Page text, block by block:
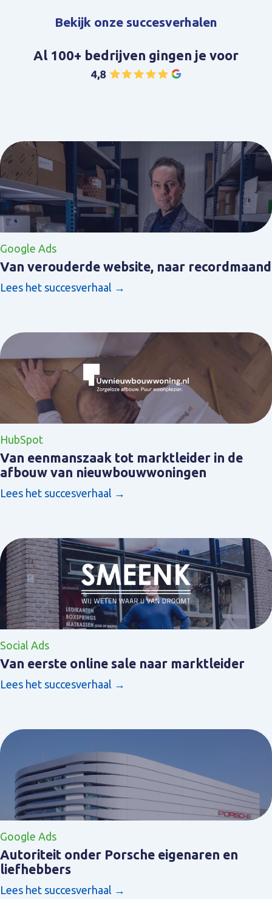
Bekijk onze succesverhalen
Al 100+ bedrijven gingen je voor
Google Ads
Van verouderde website, naar recordmaand
Lees het succesverhaal →
HubSpot
Van eenmanszaak tot marktleider in de
afbouw van nieuwbouwwoningen
Lees het succesverhaal →
Social Ads
Van eerste online sale naar marktleider
Lees het succesverhaal →
Google Ads
Autoriteit onder Porsche eigenaren en
liefhebbers
Lees het succesverhaal →